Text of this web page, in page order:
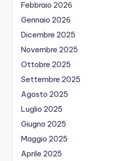
Febbraio 2026
Gennaio 2026
Dicembre 2025
Novembre 2025
Ottobre 2025
Settembre 2025
Agosto 2025
Luglio 2025
Giugno 2025
Maggio 2025
Aprile 2025